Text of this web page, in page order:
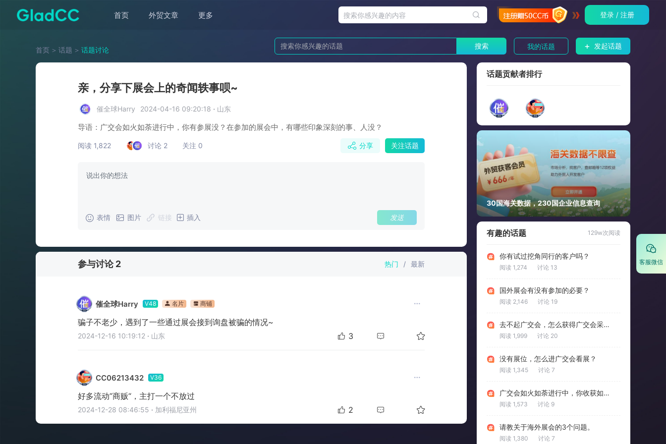
首页 外贸文章 更多 登录 / 注册
客服微信
首页 ＞ 话题 ＞ 话题讨论 搜索 我的话题 + 发起话题
亲，分享下展会上的奇闻轶事呗~
催全球Harry 2024-04-16 09:20:18 · 山东
导语：广交会如火如荼进行中，你有参展没？在参加的展会中，有哪些印象深刻的事、人没？
阅读 1,822 讨论 2 关注 0 分享 关注话题
表情 图片 链接 插入 发送
参与讨论 2 热门 / 最新
催全球Harry V48 名片 商铺
骗子不老少，遇到了一些通过展会接到询盘被骗的情况~
2024-12-16 10:19:12 · 山东 3
CC06213432 V36
好多流动”商贩“，主打一个不放过
2024-12-28 08:46:55 · 加利福尼亚州 2
话题贡献者排行
30国海关数据，230国企业信息查询
有趣的话题 129w次阅读
你有试过挖角同行的客户吗？
阅读 1,274 讨论 13
国外展会有没有参加的必要？
阅读 2,146 讨论 19
去不起广交会，怎么获得广交会采购商名录呢？
阅读 1,999 讨论 20
没有展位，怎么进广交会看展？
阅读 1,345 讨论 7
广交会如火如荼进行中，你收获如何？
阅读 1,573 讨论 9
请教关于海外展会的3个问题。
阅读 1,380 讨论 7